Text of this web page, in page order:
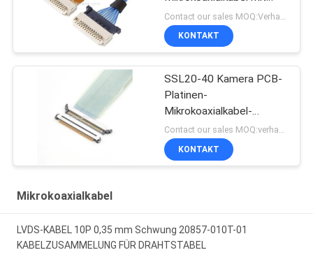
Stecker
KONTAKT
SSL20-40 Kamera PCB-
Platinen-
Mikrokoaxialkabel-
Steckverbinder
Contact our sales MOQ:verhandelbar
KONTAKT
Mikrokoaxialkabel
LVDS-KABEL 10P 0,35 mm Schwung 20857-010T-01
KABELZUSAMMELUNG FÜR DRAHTSTABEL